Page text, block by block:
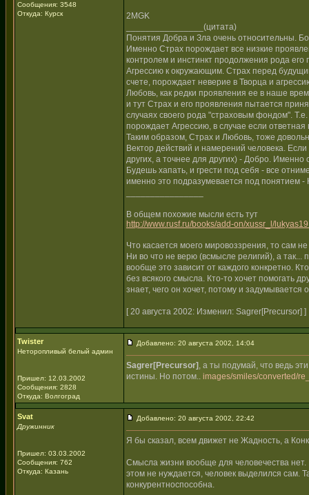
Сообщения: 3548
Откуда: Курск
2MGK
________________(цитата)
Понятия Добра и Зла очень относительны.
Именно Страх порождает все низкие
контролем и инстинкт продолжения рода
Агрессию к окружающим. Страх перед
счете, порождает неверие в Творца и
Любовь, как редки проявления ее в наше
и тут Страх и его проявления пытается
случаях своего рода "страховым фондом".
порождает Агрессию, в случае если
Таким образом, Страх и Любовь, тоже
Вектор действий и намерений человека.
других, а точнее для других) - Добро.
Будешь хапать, и грести под себя - все
именно это подразумевается под понятием -
В общем похожие мысли есть тут
http://www.rusf.ru/books/add-on/xussr_l/
Что касается моего мировоззрения, то сам
Ни во что не верю (всмысле религий), а
вообще это зависит от каждого конкретно.
без всякого смысла. Кто-то хочет помогать
знает, чего он хочет, потому и задумывается
[ 20 августа 2002: Изменил: Sagrer[Precursor] ]
Twister
Неторопливый белый админ
Пришел: 12.03.2002
Сообщения: 2828
Откуда: Волгоград
Добавлено: 20 августа 2002, 14:04
Sagrer[Precursor] , а ты подумай, что ведь
истины. Но потом.. images/smiles/converted/
Svat
Дружинник
Пришел: 03.03.2002
Сообщения: 762
Откуда: Казань
Добавлено: 20 августа 2002, 22:42
Я бы сказал, всем движет не Жадность, а
Смысла жизни вообще для человечества нет.
этом не нуждается, человек выделился сам.
конкурентноспособна.